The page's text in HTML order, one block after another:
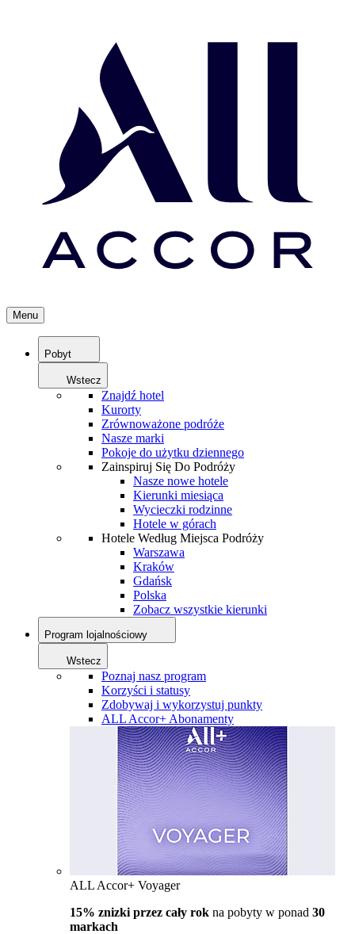
Menu
Pobyt
Wstecz
Znajdź hotel
Kurorty
Zrównoważone podróże
Nasze marki
Pokoje do użytku dziennego
Zainspiruj Się Do Podróży
Nasze nowe hotele
Kierunki miesiąca
Wycieczki rodzinne
Hotele w górach
Hotele Według Miejsca Podróży
Warszawa
Kraków
Gdańsk
Polska
Zobacz wszystkie kierunki
Program lojalnościowy
Wstecz
Poznaj nasz program
Korzyści i statusy
Zdobywaj i wykorzystuj punkty
ALL Accor+ Abonamenty
ALL Accor+ Voyager
15% znizki przez cały rok na pobyty w ponad 30
markach